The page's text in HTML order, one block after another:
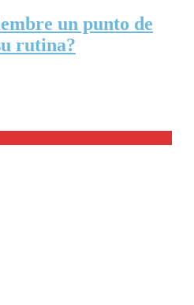
un punto de
rutina?